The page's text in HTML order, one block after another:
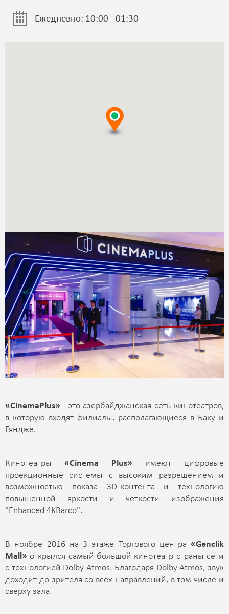
Ежедневно: 10:00 - 01:30
«CinemaPlus» - это азербайджанская сеть кинотеатров,
в которую входят филиалы, располагающиеся в Баку и
Гяндже.
Кинотеатры «Cinema Plus» имеют цифровые
проекционные системы с высоким разрешением и
возможностью показа 3D-контента и технологию
повышенной яркости и четкости изображения
"Enhanced 4KBarco".
В ноябре 2016 на 3 этаже Торгового центра «Gənclik
Mall» открылся самый большой кинотеатр страны сети
с технологией Dolby Atmos. Благодаря Dolby Atmos, звук
доходит до зрителя со всех направлений, в том числе и
сверху зала.